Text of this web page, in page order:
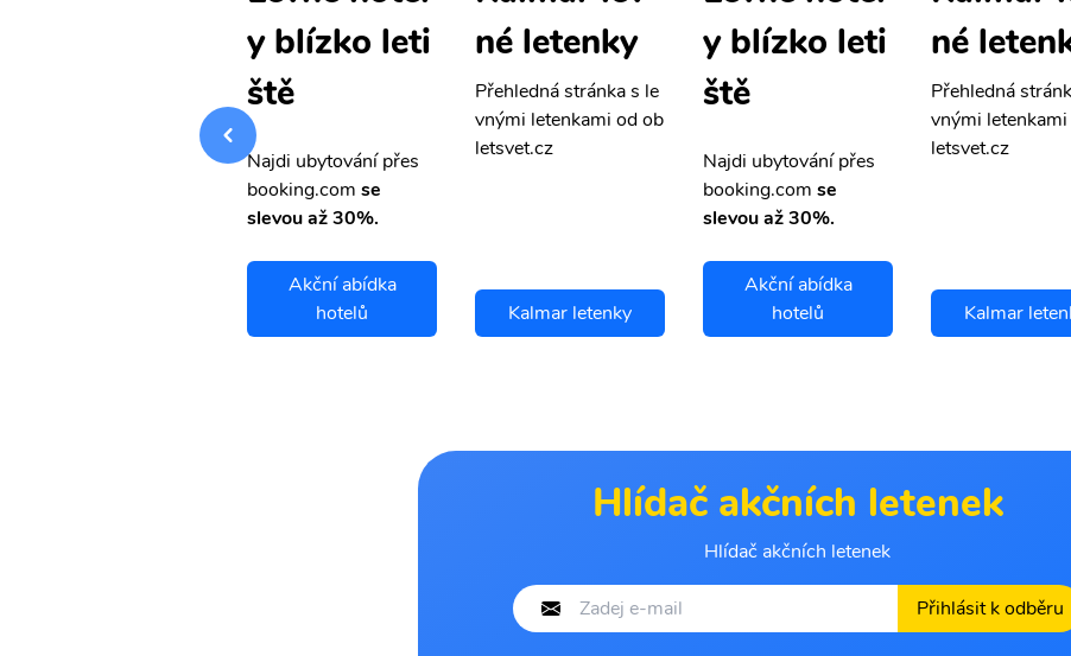
vnými letenkami od ob
y blízko leti
ště
Najdi ubytování přes
booking.com se
slevou až 30%.
Akční abídka
hotelů
né letenky
Přehledná stránka s le
vnými letenkami od ob
letsvet.cz
Kalmar letenky
y blízko leti
ště
Najdi ubytování přes
booking.com se
slevou až 30%.
Akční abídka
hotelů
né
Přehledná
vnými
letsvet.cz
Kalmar
Hlídač akčních letenek
Hlídač akčních letenek
Přihlásit k odběru